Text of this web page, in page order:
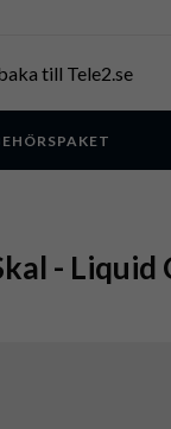
till Tele2.se
- Liquid